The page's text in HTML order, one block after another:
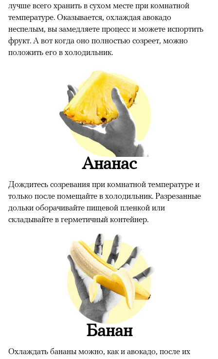
лучше всего хранить в сухом месте при комнатной
температуре. Оказывается, охлаждая авокадо
неспелым, вы замедляете процесс и можете испортить
фрукт. А вот когда оно полностью созреет, можно
положить его в холодильник.
Ананас
Дождитесь созревания при комнатной температуре и
только после помещайте в холодильник. Разрезанные
дольки оборачивайте пищевой пленкой или
складывайте в герметичный контейнер.
Банан
Охлаждать бананы можно, как и авокадо, после их